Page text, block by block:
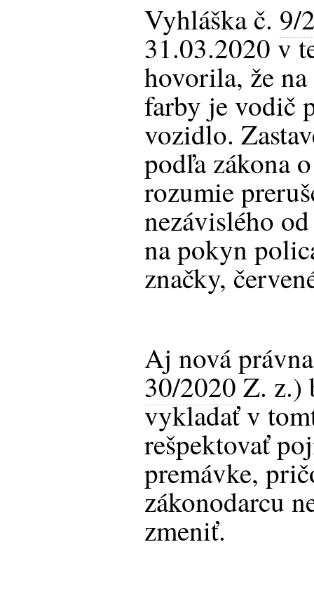
Vyhláška č. 9/
31.03.2020 v
hovorila, že
farby je vodič
vozidlo.
podľa zákona
rozumie
nezávislého
na pokyn
značky,
Aj nová
30/2020Z. z.)
vykladať v
rešpektovať
premávke,
zákonodarcu
zmeniť.